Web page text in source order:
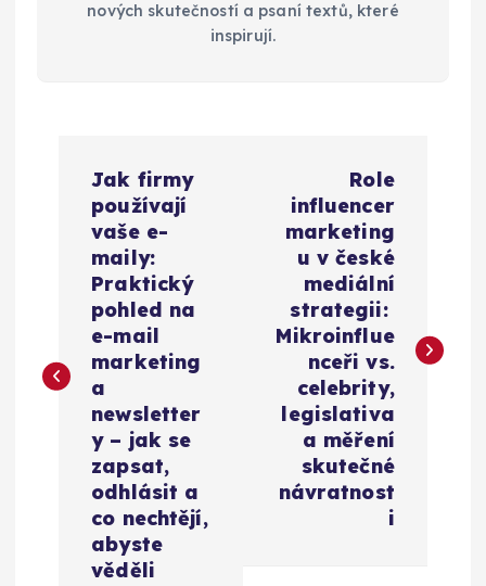
nových skutečností a psaní textů, které
inspirují.
g
Jak firmy
používají
vaše e-
maily:
Praktický
pohled na
e-mail
marketing
a
newsletter
y – jak se
zapsat,
odhlásit a
co nechtějí,
abyste
věděli
Role
influencer
marketing
u v české
mediální
strategii:
Mikroinflue
nceři vs.
celebrity,
legislativa
a měření
skutečné
návratnost
i